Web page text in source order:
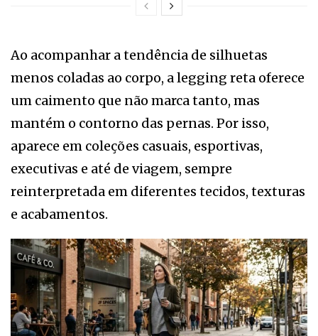
Ao acompanhar a tendência de silhuetas
menos coladas ao corpo, a legging reta oferece
um caimento que não marca tanto, mas
mantém o contorno das pernas. Por isso,
aparece em coleções casuais, esportivas,
executivas e até de viagem, sempre
reinterpretada em diferentes tecidos, texturas
e acabamentos.